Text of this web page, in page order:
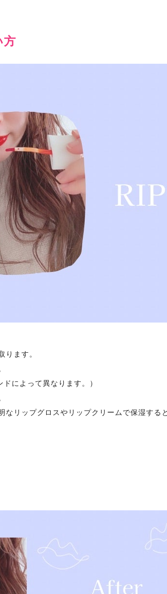
方
ます。
によって異なります。）
リップグロスやリップクリームで保湿する